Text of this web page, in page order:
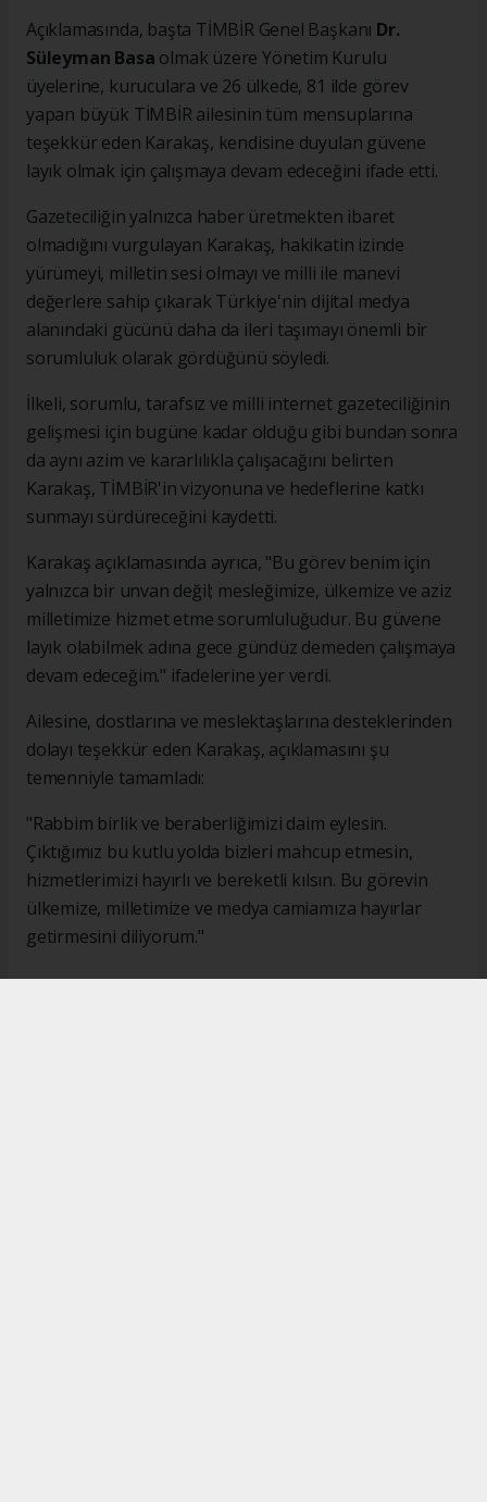
Açıklamasında, başta TİMBİR Genel Başkanı Dr.
Süleyman Basa olmak üzere Yönetim Kurulu
üyelerine, kuruculara ve 26 ülkede, 81 ilde görev
yapan büyük TİMBİR ailesinin tüm mensuplarına
teşekkür eden Karakaş, kendisine duyulan güvene
layık olmak için çalışmaya devam edeceğini ifade etti.
Gazeteciliğin yalnızca haber üretmekten ibaret
olmadığını vurgulayan Karakaş, hakikatin izinde
yürümeyi, milletin sesi olmayı ve milli ile manevi
değerlere sahip çıkarak Türkiye'nin dijital medya
alanındaki gücünü daha da ileri taşımayı önemli bir
sorumluluk olarak gördüğünü söyledi.
İlkeli, sorumlu, tarafsız ve milli internet gazeteciliğinin
gelişmesi için bugüne kadar olduğu gibi bundan sonra
da aynı azim ve kararlılıkla çalışacağını belirten
Karakaş, TİMBİR'in vizyonuna ve hedeflerine katkı
sunmayı sürdüreceğini kaydetti.
Karakaş açıklamasında ayrıca, "Bu görev benim için
yalnızca bir unvan değil; mesleğimize, ülkemize ve aziz
milletimize hizmet etme sorumluluğudur. Bu güvene
layık olabilmek adına gece gündüz demeden çalışmaya
devam edeceğim." ifadelerine yer verdi.
Ailesine, dostlarına ve meslektaşlarına desteklerinden
dolayı teşekkür eden Karakaş, açıklamasını şu
temenniyle tamamladı:
"Rabbim birlik ve beraberliğimizi daim eylesin.
Çıktığımız bu kutlu yolda bizleri mahcup etmesin,
hizmetlerimizi hayırlı ve bereketli kılsın. Bu görevin
ülkemize, milletimize ve medya camiamıza hayırlar
getirmesini diliyorum."